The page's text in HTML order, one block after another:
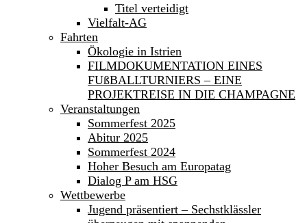
Titel verteidigt
Vielfalt-AG
Fahrten
Ökologie in Istrien
FILMDOKUMENTATION EINES
FUßBALLTURNIERS – EINE
PROJEKTREISE IN DIE CHAMPAGNE
Veranstaltungen
Sommerfest 2025
Abitur 2025
Sommerfest 2024
Hoher Besuch am Europatag
Dialog P am HSG
Wettbewerbe
Jugend präsentiert – Sechstklässler